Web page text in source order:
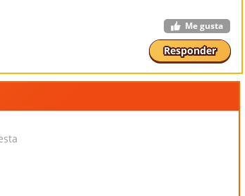
Me gusta
Responder